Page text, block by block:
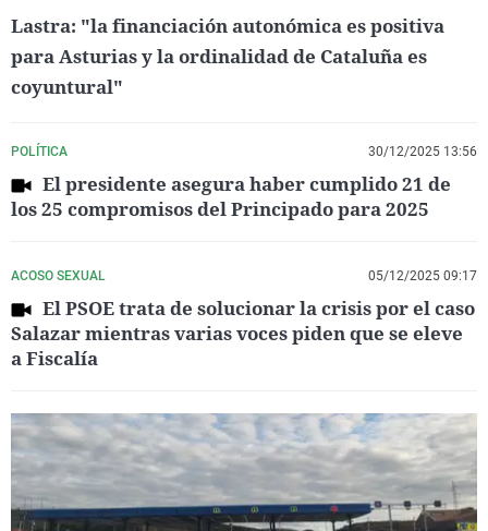
Lastra: "la financiación autonómica es positiva
para Asturias y la ordinalidad de Cataluña es
coyuntural"
POLÍTICA 30/12/2025 13:56
El presidente asegura haber cumplido 21 de
los 25 compromisos del Principado para 2025
ACOSO SEXUAL 05/12/2025 09:17
El PSOE trata de solucionar la crisis por el caso
Salazar mientras varias voces piden que se eleve
a Fiscalía